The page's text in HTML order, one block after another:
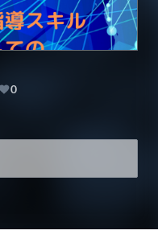
0